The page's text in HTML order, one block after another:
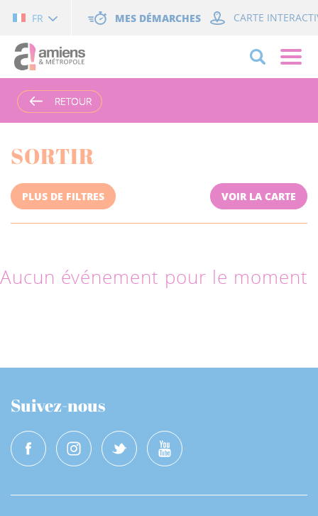
FR MES DÉMARCHES CARTE
RETOUR
RETOUR
SORTIR
PLUS DE FILTRES VOIR LA CARTE
Aucun événement pour le moment
Suivez-nous